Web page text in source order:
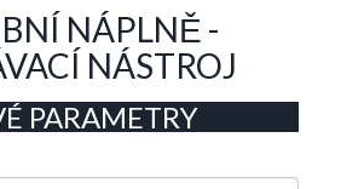
NÁPLNĚ -
NÁSTROJ
PARAMETRY